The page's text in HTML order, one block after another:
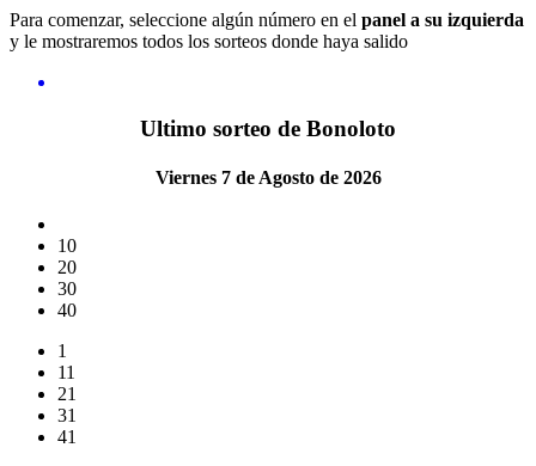
Para comenzar, seleccione algún número en el panel a su izquierda
y le mostraremos todos los sorteos donde haya salido
Ultimo sorteo de Bonoloto
Viernes 7 de Agosto de 2026
10
20
30
40
1
11
21
31
41